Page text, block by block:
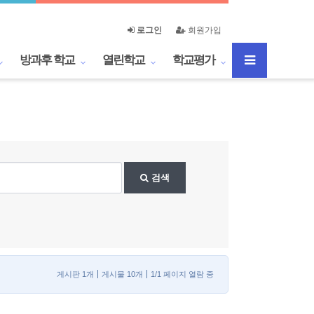
회원가입
로그인
방과후 학교 열린학교 학교평가
검색
게시판 1개 게시물 10개 1/1 페이지 열람 중